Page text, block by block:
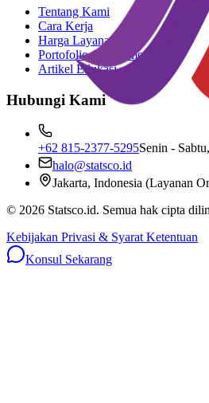
Tentang Kami
Cara Kerja
Harga Layanan
Portofolio & Testimoni
Artikel Edukasi
Hubungi Kami
+62 815-2377-5295Senin -
halo@statsco.id
Jakarta, Indonesia (Layanan
© 2026 Statsco.id. Semua hak cipta
Kebijakan Privasi & Syarat Ketentuan
Konsul Sekarang